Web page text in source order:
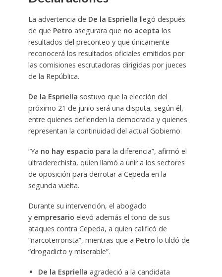
La advertencia de De la Espriella llegó después
de que Petro asegurara que no acepta los
resultados del preconteo y que únicamente
reconocerá los resultados oficiales emitidos por
las comisiones escrutadoras dirigidas por jueces
de la República.
De la Espriella sostuvo que la elección del
próximo 21 de junio será una disputa, según él,
entre quienes defienden la democracia y quienes
representan la continuidad del actual Gobierno.
“Ya no hay espacio para la diferencia”, afirmó el
ultraderechista, quien llamó a unir a los sectores
de oposición para derrotar a Cepeda en la
segunda vuelta.
Durante su intervención, el abogado
y empresario elevó además el tono de sus
ataques contra Cepeda, a quien calificó de
“narcoterrorista”, mientras que a Petro lo tildó de
“drogadicto y miserable”.
De la Espriella agradeció a la candidata